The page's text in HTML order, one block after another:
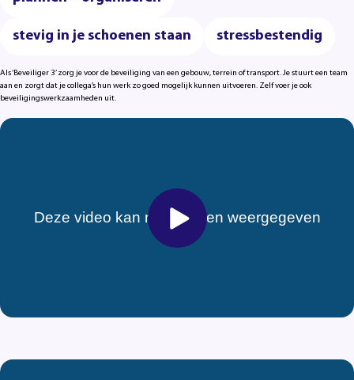
stevig in je schoenen staan stressbestendig
Als ‘Beveiliger 3’ zorg je voor de beveiliging van een gebouw, terrein of transport. Je stuurt een team
aan en zorgt dat je collega’s hun werk zo goed mogelijk kunnen uitvoeren. Zelf voer je ook
beveiligingswerkzaamheden uit.